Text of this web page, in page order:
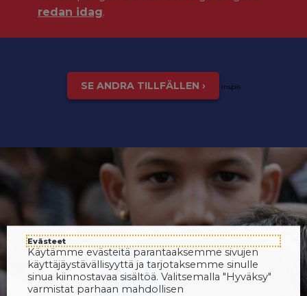
redan idag.
SE ANDRA TILLFÄLLEN › inspis
Evästeet
Käytämme evästeitä parantaaksemme sivujen
käyttäjäystävällisyyttä ja tarjotaksemme sinulle
sinua kiinnostavaa sisältöä. Valitsemalla "Hyväksy"
varmistat parhaan mahdollisen